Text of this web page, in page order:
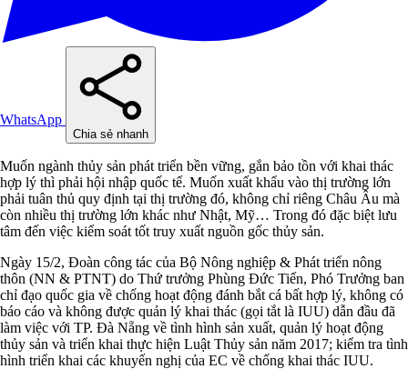
WhatsApp
Chia sẻ nhanh
Muốn ngành thủy sản phát triển bền vững, gắn bảo tồn với khai thác
hợp lý thì phải hội nhập quốc tế. Muốn xuất khẩu vào thị trường lớn
phải tuân thủ quy định tại thị trường đó, không chỉ riêng Châu Âu mà
còn nhiều thị trường lớn khác như Nhật, Mỹ… Trong đó đặc biệt lưu
tâm đến việc kiểm soát tốt truy xuất nguồn gốc thủy sản.
Ngày 15/2, Đoàn công tác của Bộ Nông nghiệp & Phát triển nông
thôn (NN & PTNT) do Thứ trưởng Phùng Đức Tiến, Phó Trưởng ban
chỉ đạo quốc gia về chống hoạt động đánh bắt cá bất hợp lý, không có
báo cáo và không được quản lý khai thác (gọi tắt là IUU) dẫn đầu đã
làm việc với TP. Đà Nẵng về tình hình sản xuất, quản lý hoạt động
thủy sản và triển khai thực hiện Luật Thủy sản năm 2017; kiểm tra tình
hình triển khai các khuyến nghị của EC về chống khai thác IUU.